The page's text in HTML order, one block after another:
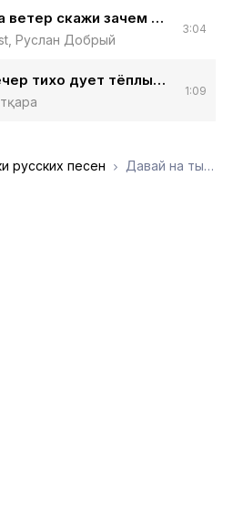
Любовь на ветер скажи зачем тебя я встретил
Руслан Добрый
3:04
Летний вечер тихо дует тёплый ветер
1:09
русских песен Давай на ты - Настоящая любовь